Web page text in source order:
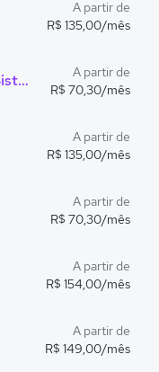
A partir de
R$ 135,00/mês
Análise e Desenvolvimento de Sistemas
A partir de
R$ 70,30/mês
A partir de
R$ 135,00/mês
A partir de
R$ 70,30/mês
A partir de
R$ 154,00/mês
A partir de
R$ 149,00/mês